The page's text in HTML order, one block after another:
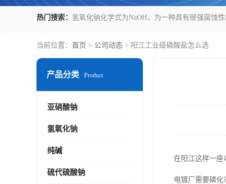
热门搜索：
当前位置： 首页 > 公司动态 > 阳江工业级磷酸盐怎么选
产品分类 Product
亚硝酸钠
氢氧化钠
纯碱
硫代硫酸钠
在阳江这样一座
电镀厂需要磷